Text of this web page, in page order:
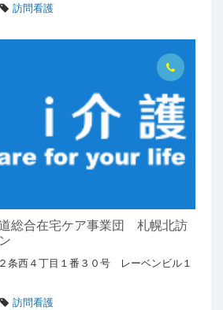
訪問看護
総合在宅ケア事業団 札幌北訪
条西４丁目１番３０号 レーベンビル１
訪問看護